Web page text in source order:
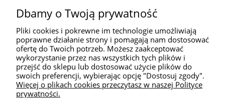
Moje konto
Kontakt
Godziny działania
sklepu:
Dbamy o Twoją prywatność
Pliki cookies i pokrewne im technologie umożliwiają
poprawne działanie strony i pomagają nam dostosować
ofertę do Twoich potrzeb. Możesz zaakceptować
wykorzystanie przez nas wszystkich tych plików i
przejść do sklepu lub dostosować użycie plików do
swoich preferencji, wybierając opcję "Dostosuj zgody".
Więcej o plikach cookies przeczytasz w naszej Polityce
prywatności.